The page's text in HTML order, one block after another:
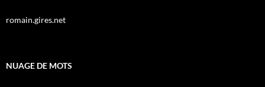
romain.gires.net
NUAGE DE MOTS